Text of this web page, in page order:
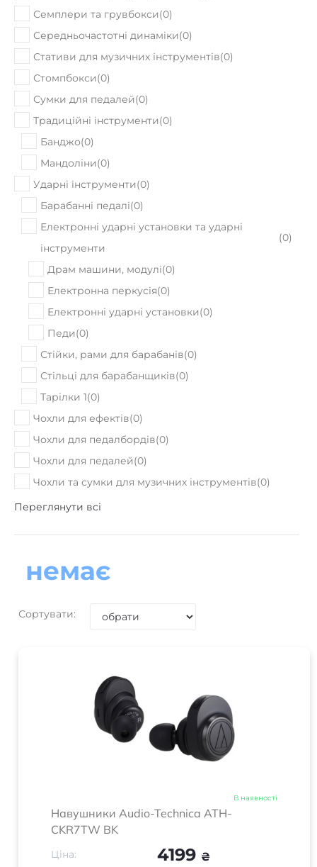
Семплери та грувбокси(0)
Середньочастотні динаміки(0)
Стативи для музичних інструментів(0)
Стомпбокси(0)
Сумки для педалей(0)
Традиційні інструменти(0)
Банджо(0)
Мандоліни(0)
Ударні інструменти(0)
Барабанні педалі(0)
Електронні ударні установки та ударні
інструменти
(0)
Драм машини, модулі(0)
Електронна перкусія(0)
Електронні ударні установки(0)
Педи(0)
Стійки, рами для барабанів(0)
Стільці для барабанщиків(0)
Тарілки 1(0)
Чохли для ефектів(0)
Чохли для педалбордів(0)
Чохли для педалей(0)
Чохли та сумки для музичних інструментів(0)
Переглянути всі
немає
Сортувати:
В наявності
Навушники Audio-Technica ATH-
CKR7TW BK
Ціна: 4199 ₴